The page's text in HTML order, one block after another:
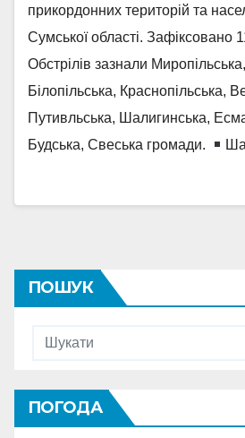
прикордонних територій та
Сумської області. Зафіксовано
Обстрілів зазнали
Білопільська, Краснопільська,
Путивльська, Шалигинська,
Будська, Свеська громади.
ПОШУК
ПОГОДА